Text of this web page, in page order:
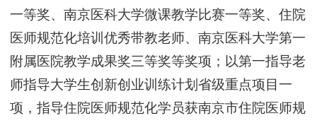
一等奖、南京医科大学微课教学比赛一等奖、住院
医师规范化培训优秀带教老师、南京医科大学第一
附属医院教学成果奖三等奖等奖项；以第一指导老
师指导大学生创新创业训练计划省级重点项目一
项，指导住院医师规范化学员获南京市住院医师规